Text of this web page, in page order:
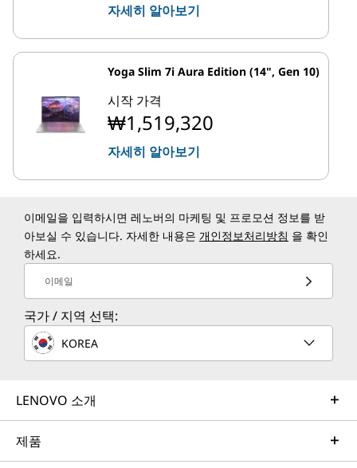
자세히 알아보기
Yoga Slim 7i Aura Edition (14", Gen 10)
시작 가격
₩1,519,320
자세히 알아보기
이메일을 입력하시면 레노버의 마케팅 및 프로모션 정보를 받
아보실 수 있습니다. 자세한 내용은 개인정보처리방침 을 확인
하세요.
이메일
국가 / 지역 선택:
KOREA
LENOVO 소개
제품